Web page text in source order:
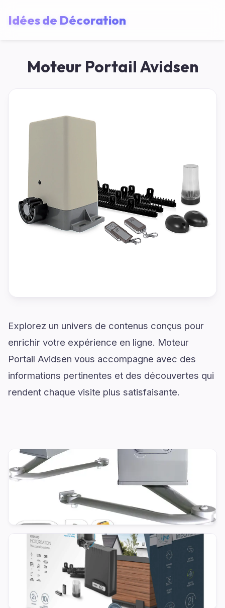
Idées de Décoration
Moteur Portail Avidsen
Explorez un univers de contenus conçus pour
enrichir votre expérience en ligne. Moteur
Portail Avidsen vous accompagne avec des
informations pertinentes et des découvertes qui
rendent chaque visite plus satisfaisante.